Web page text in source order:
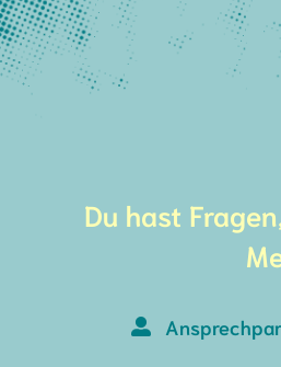
Du hast